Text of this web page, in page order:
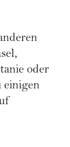
oder
einigen